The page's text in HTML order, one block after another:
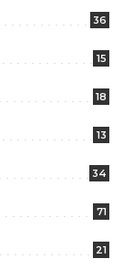
36
15
18
13
34
71
21